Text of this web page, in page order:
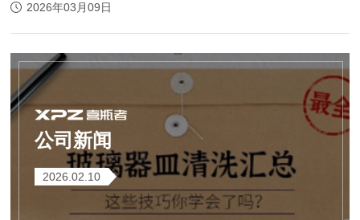
2026年03月09日
公司新闻
2026.02.10